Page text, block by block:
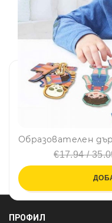
€17.94 /
ПРОФИЛ